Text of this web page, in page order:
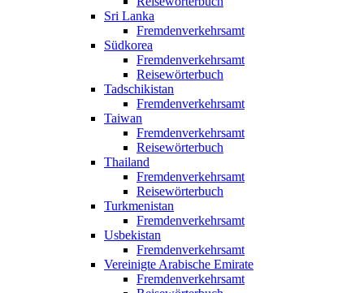
Sri Lanka
Fremdenverkehrsamt
Südkorea
Fremdenverkehrsamt
Reisewörterbuch
Tadschikistan
Fremdenverkehrsamt
Taiwan
Fremdenverkehrsamt
Reisewörterbuch
Thailand
Fremdenverkehrsamt
Reisewörterbuch
Turkmenistan
Fremdenverkehrsamt
Usbekistan
Fremdenverkehrsamt
Vereinigte Arabische Emirate
Fremdenverkehrsamt